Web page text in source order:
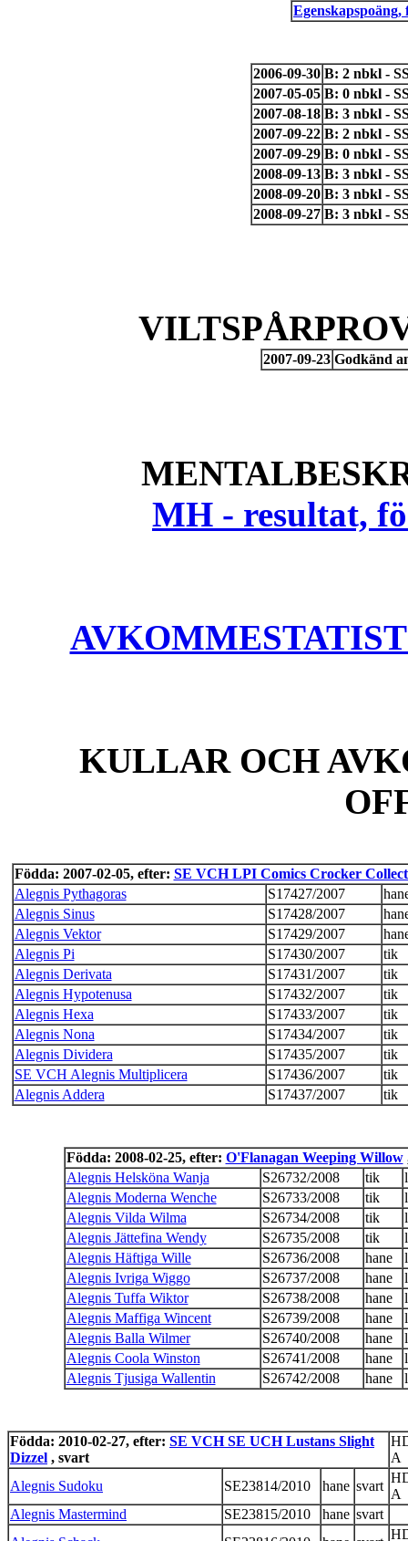
2006-09-30 B: 2 nbkl -
2007-05-05 B: 0 nbkl -
2007-08-18 B: 3 nbkl -
2007-09-22 B: 2 nbkl -
2007-09-29 B: 0 nbkl -
2008-09-13 B: 3 nbkl -
2008-09-20 B: 3 nbkl -
2008-09-27 B: 3 nbkl -
2007-09-23 Godkänd
MH - resultat,
KULLAR OCH
Födda: 2007-02-05, efter: SE VCH LPI Comics Crocker
Alegnis Pythagoras
S17427/2007
Alegnis Sinus
S17428/2007
Alegnis Vektor
S17429/2007
Alegnis Pi
S17430/2007
tik
Alegnis Derivata
S17431/2007
tik
Alegnis Hypotenusa
S17432/2007
tik
Alegnis Hexa
S17433/2007
tik
Alegnis Nona
S17434/2007
tik
Alegnis Dividera
S17435/2007
tik
SE VCH Alegnis Multiplicera
S17436/2007
tik
Alegnis Addera
S17437/2007 tik
Födda: 2008-02-25, efter: O'Flanagan Weeping Willow
Alegnis Helsköna Wanja
S26732/2008 tik
Alegnis Moderna Wenche
S26733/2008 tik
Alegnis Vilda Wilma
S26734/2008 tik
Alegnis Jättefina Wendy
S26735/2008 tik
Alegnis Häftiga Wille
S26736/2008 hane
Alegnis Ivriga Wiggo
S26737/2008 hane
Alegnis Tuffa Wiktor
S26738/2008 hane
Alegnis Maffiga Wincent
S26739/2008 hane
Alegnis Balla Wilmer
S26740/2008 hane
Alegnis Coola Winston
S26741/2008 hane
Alegnis Tjusiga Wallentin
S26742/2008 hane
Födda: 2010-02-27, efter: SE VCH SE UCH Lustans Slight
Dizzel , svart
A
Alegnis Sudoku
SE23814/2010 hane svart
A
Alegnis Mastermind
SE23815/2010 hane svart